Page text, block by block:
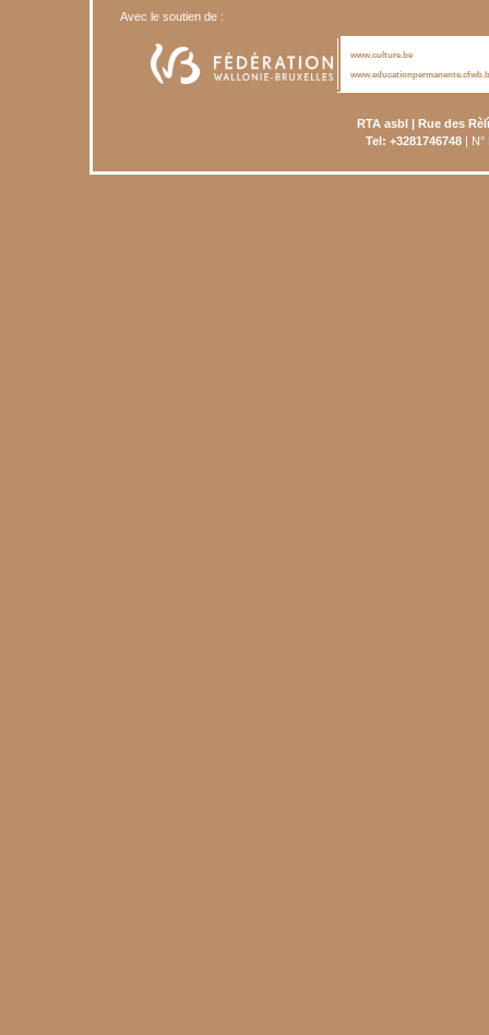
Avec le soutien de :
www.culture.be
RTA asbl | Rue des
Tel: +3281746748| N°